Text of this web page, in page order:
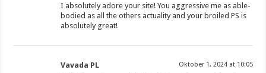
I absolutely adore your site! You aggressive me as able-
bodied as all the others actuality and your broiled PS is
absolutely great!
Vavada PL Oktober 1, 2024 at 10:05